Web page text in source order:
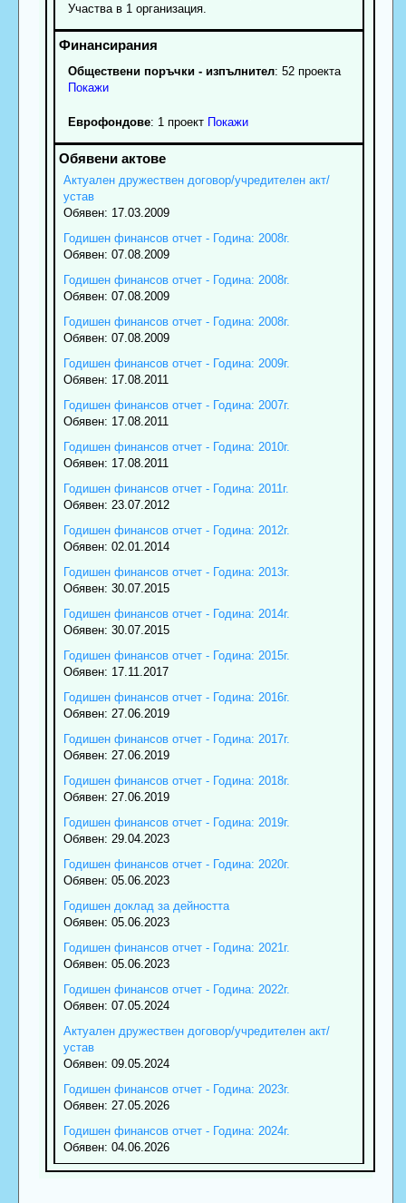
Участва в 1 организация.
Обществени поръчки - изпълнител: 52 проекта
Покажи
Еврофондове: 1 проект Покажи
Актуален дружествен договор/учредителен акт/
устав
Обявен: 17.03.2009
Годишен финансов отчет - Година: 2008г.
Обявен: 07.08.2009
Годишен финансов отчет - Година: 2008г.
Обявен: 07.08.2009
Годишен финансов отчет - Година: 2008г.
Обявен: 07.08.2009
Годишен финансов отчет - Година: 2009г.
Обявен: 17.08.2011
Годишен финансов отчет - Година: 2007г.
Обявен: 17.08.2011
Годишен финансов отчет - Година: 2010г.
Обявен: 17.08.2011
Годишен финансов отчет - Година: 2011г.
Обявен: 23.07.2012
Годишен финансов отчет - Година: 2012г.
Обявен: 02.01.2014
Годишен финансов отчет - Година: 2013г.
Обявен: 30.07.2015
Годишен финансов отчет - Година: 2014г.
Обявен: 30.07.2015
Годишен финансов отчет - Година: 2015г.
Обявен: 17.11.2017
Годишен финансов отчет - Година: 2016г.
Обявен: 27.06.2019
Годишен финансов отчет - Година: 2017г.
Обявен: 27.06.2019
Годишен финансов отчет - Година: 2018г.
Обявен: 27.06.2019
Годишен финансов отчет - Година: 2019г.
Обявен: 29.04.2023
Годишен финансов отчет - Година: 2020г.
Обявен: 05.06.2023
Годишен доклад за дейността
Обявен: 05.06.2023
Годишен финансов отчет - Година: 2021г.
Обявен: 05.06.2023
Годишен финансов отчет - Година: 2022г.
Обявен: 07.05.2024
Актуален дружествен договор/учредителен акт/
устав
Обявен: 09.05.2024
Годишен финансов отчет - Година: 2023г.
Обявен: 27.05.2026
Годишен финансов отчет - Година: 2024г.
Обявен: 04.06.2026